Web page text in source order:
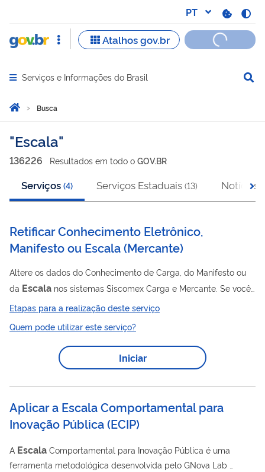
Abrir menu principal de navegação
Serviços e Informações do Brasil
Você está aqui:
Página Inicial
Busca
Busca
Escala
136226 Resultados em todo o GOV.BR
Serviços (4) Serviços Estaduais (13) Notícias
Retificar Conhecimento Eletrônico,
Manifesto ou Escala(Mercante)
Altere os dados do Conhecimento de Carga, do Manifesto ou
da Escala nos sistemas Siscomex Carga e Mercante. Se você
verificou algum erro nas informações do manifesto de carga ou
você deve fazer uma proposta de alteração no sistema
Mercante e acompanhar a análise pelo número de protocolo
analisou sua demanda registrar...
Etapas para a realização deste serviço
Quem pode utilizar este serviço?
Iniciar
Aplicar a Escala Comportamental​ para
Inovação Pública(ECIP)
A Escala Comportamental para Inovação Pública é uma
ferramenta metodológica desenvolvida pelo GNova Lab